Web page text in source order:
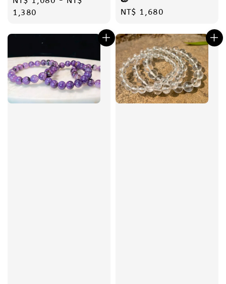
price
1,380
Regular
NT$ 1,680